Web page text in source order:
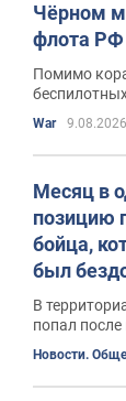
Чёрном
флота РФ
Помимо
пяти
РФ
War
Месяц в
позицию
бойца,
был
В
попал
Новости.